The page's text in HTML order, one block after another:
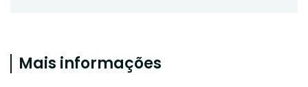
Mais informações